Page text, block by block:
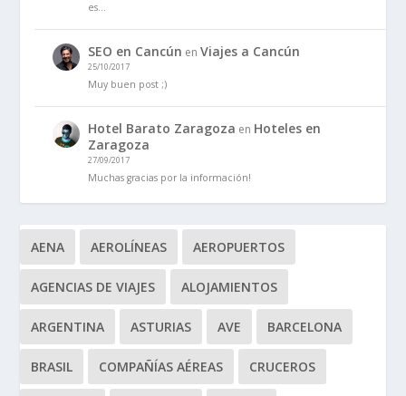
es…
SEO en Cancún enViajes a Cancún
25/10/2017
Muy buen post ;)
Hotel Barato Zaragoza en Hoteles en
Zaragoza
27/09/2017
Muchas gracias por la información!
AENA AEROLÍNEAS AEROPUERTOS
AGENCIAS DE VIAJES ALOJAMIENTOS
ARGENTINA ASTURIAS AVE BARCELONA
BRASIL COMPAÑÍAS AÉREAS CRUCEROS